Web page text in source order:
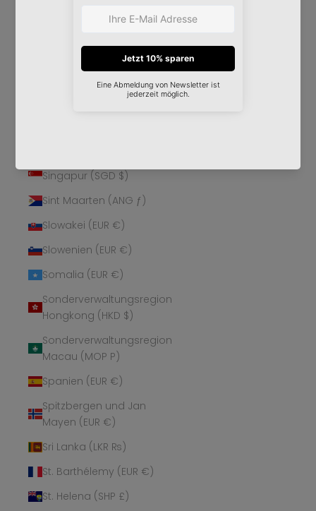
Schweiz (CHF CHF)
Senegal (XOF Fr)
Seychellen (EUR €)
Singapur (SGD $)
Sint Maarten (ANG ƒ)
Slowakei (EUR €)
Slowenien (EUR €)
Somalia (EUR €)
Sonderverwaltungsregion
Hongkong (HKD $)
Sonderverwaltungsregion
Macau (MOP P)
Spanien (EUR €)
Spitzbergen und Jan
Mayen (EUR €)
Sri Lanka (LKR ₨)
St. Barthélemy (EUR €)
St. Helena (SHP £)